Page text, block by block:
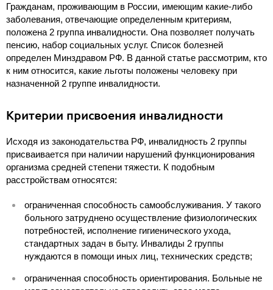
Гражданам, проживающим в России, имеющим какие-либо
заболевания, отвечающие определенным критериям,
положена 2 группа инвалидности. Она позволяет получать
пенсию, набор социальных услуг. Список болезней
определен Минздравом РФ. В данной статье рассмотрим, кто
к ним относится, какие льготы положены человеку при
назначенной 2 группе инвалидности.
Критерии присвоения инвалидности
Исходя из законодательства РФ, инвалидность 2 группы
присваивается при наличии нарушений функционирования
организма средней степени тяжести. К подобным
расстройствам относятся:
ограниченная способность самообслуживания. У такого
больного затруднено осуществление физиологических
потребностей, исполнение гигиенического ухода,
стандартных задач в быту. Инвалиды 2 группы
нуждаются в помощи иных лиц, технических средств;
ограниченная способность ориентирования. Больные не